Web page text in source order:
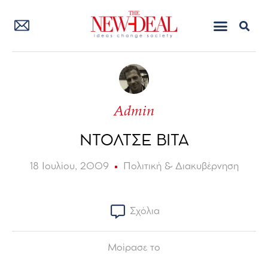
Admin
ΝΤΟΛΤΣΕ ΒΙΤΑ
18 Ιουλίου, 2009 Πολιτική & Διακυβέρνηση
Σχόλια
Μοίρασε το